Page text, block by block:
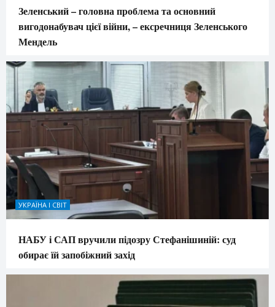
Зеленський – головна проблема та основний
вигодонабувач цієї війни, – ексречниця Зеленського
Мендель
УКРАЇНА І СВІТ
НАБУ і САП вручили підозру Стефанішиній: суд
обирає їй запобіжний захід